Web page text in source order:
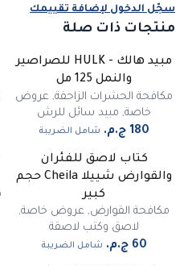
سجّل الدخول لإضافة تقييمك
منتجات ذات صلة
مبيد هالك - HULK للصراصير
والنمل 125 مل
مكافحة الحشرات الزاحفة, عروض
خاصة, مبيد سائل للرش
شامل الضريبة
كتاب لاصق للفئران
والقوارض شييلا Cheila حجم
كبير
مكافحة القوارض, عروض خاصة,
لاصق وكتب لاصقة
شامل الضريبة